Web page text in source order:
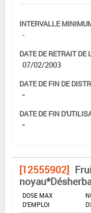
INTERVALLE
-
DATE DE RETRAIT DE
07/02/2003
DATE DE FIN DE
-
DATE DE FIN
-
[12555902]
DOSE MAX
D'EMPLOI